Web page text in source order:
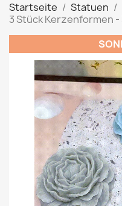
Startseite Statuen
3 Stück Kerzenformen -